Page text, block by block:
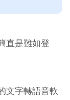
直是難如登
文字轉語音軟